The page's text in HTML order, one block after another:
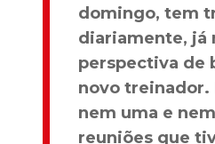
domingo, tem
diariamente, já
perspectiva de
novo treinador.
nem uma e
reuniões que